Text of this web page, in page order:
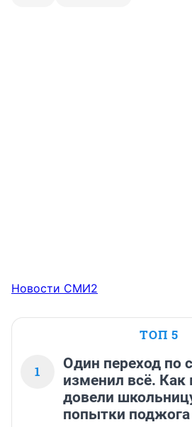
Новости СМИ2
ТОП 5
1
Один переход по
изменил всё.
довели
попытки поджога